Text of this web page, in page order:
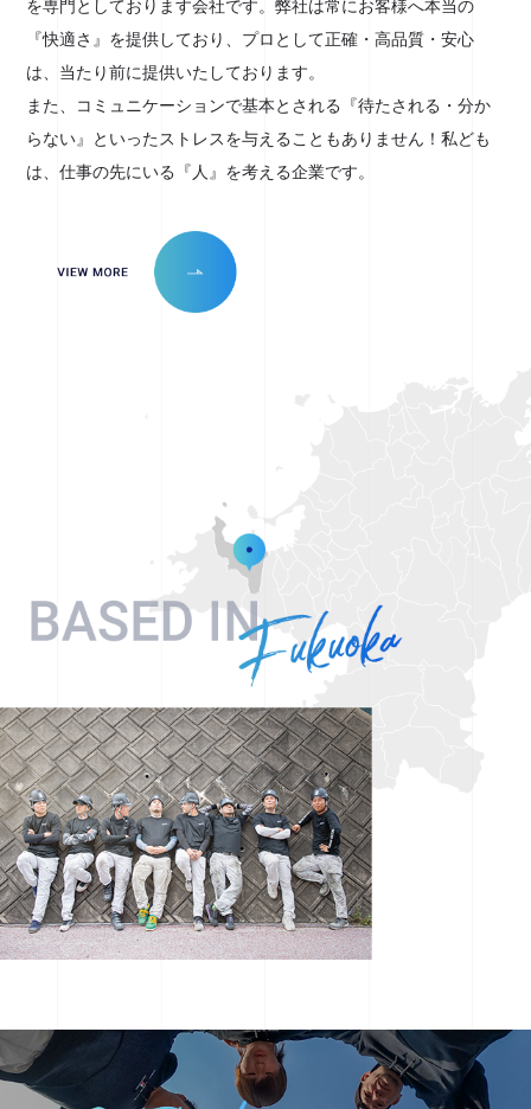
を専門としております会社です。弊社は常にお客様へ本当の
『快適さ』を提供しており、プロとして正確・高品質・安心
は、当たり前に提供いたしております。
また、コミュニケーションで基本とされる『待たされる・分か
らない』といったストレスを与えることもありません！私ども
は、仕事の先にいる『人』を考える企業です。